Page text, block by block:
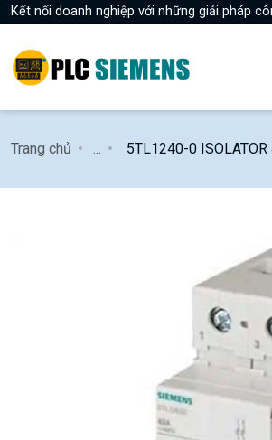
Kết nối doanh nghiệp với những giải pháp
Trang chủ 5TL1240-0 ISOLATOR